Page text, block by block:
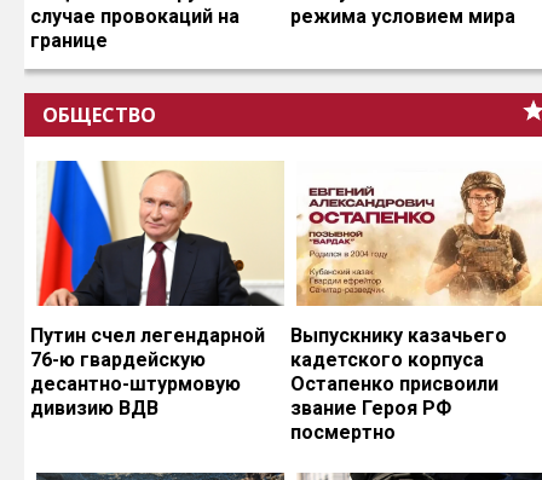
случае провокаций на
границе
режима условием мира
ОБЩЕСТВО
Путин счел легендарной
76-ю гвардейскую
десантно-штурмовую
дивизию ВДВ
Выпускнику казачьего
кадетского корпуса
Остапенко присвоили
звание Героя РФ
посмертно